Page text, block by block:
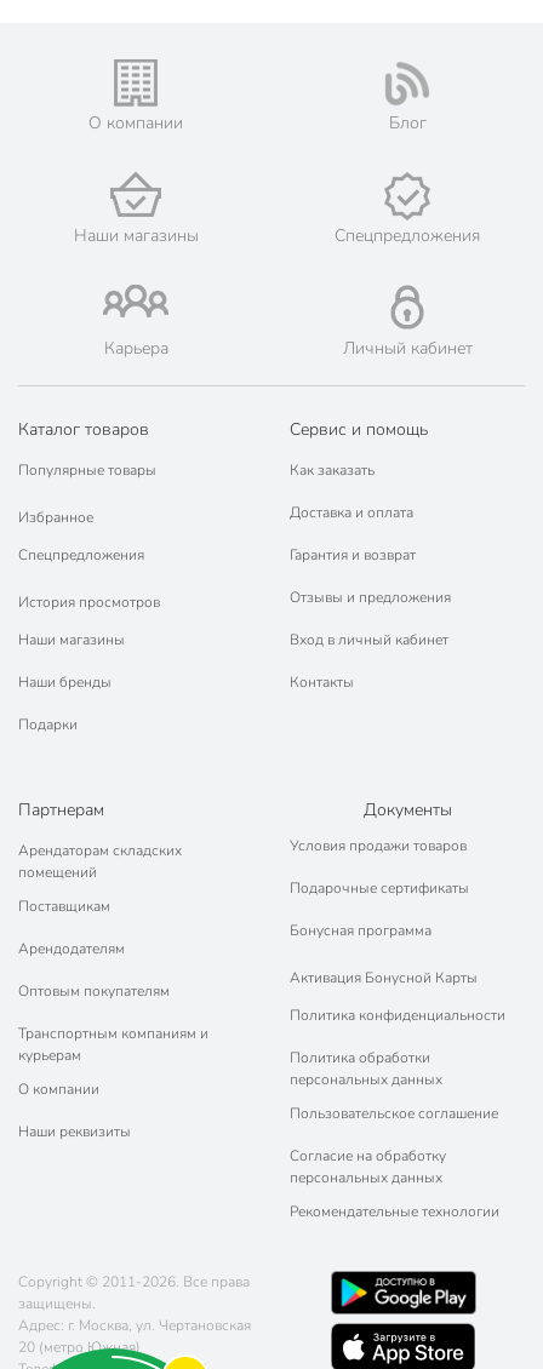
О компании Блог
Наши магазины Спецпредложения
Карьера Личный кабинет
Каталог товаров
Популярные товары
Избранное
Спецпредложения
История просмотров
Наши магазины
Наши бренды
Подарки
Сервис и помощь
Как заказать
Доставка и оплата
Гарантия и возврат
Отзывы и предложения
Вход в личный кабинет
Контакты
Партнерам
Арендаторам складских
помещений
Поставщикам
Арендодателям
Оптовым покупателям
Транспортным компаниям и
курьерам
О компании
Наши реквизиты
Документы
Условия продажи товаров
Подарочные сертификаты
Бонусная программа
Активация Бонусной Карты
Политика конфиденциальности
Политика обработки
персональных данных
Пользовательское соглашение
Согласие на обработку
персональных данных
Рекомендательные технологии
Copyright © 2011-2026. Все права
защищены.
Адрес: г. Москва, ул. Чертановская
20 (метро Южная)